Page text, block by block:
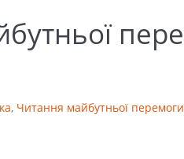
, Читання майбутньої перемоги